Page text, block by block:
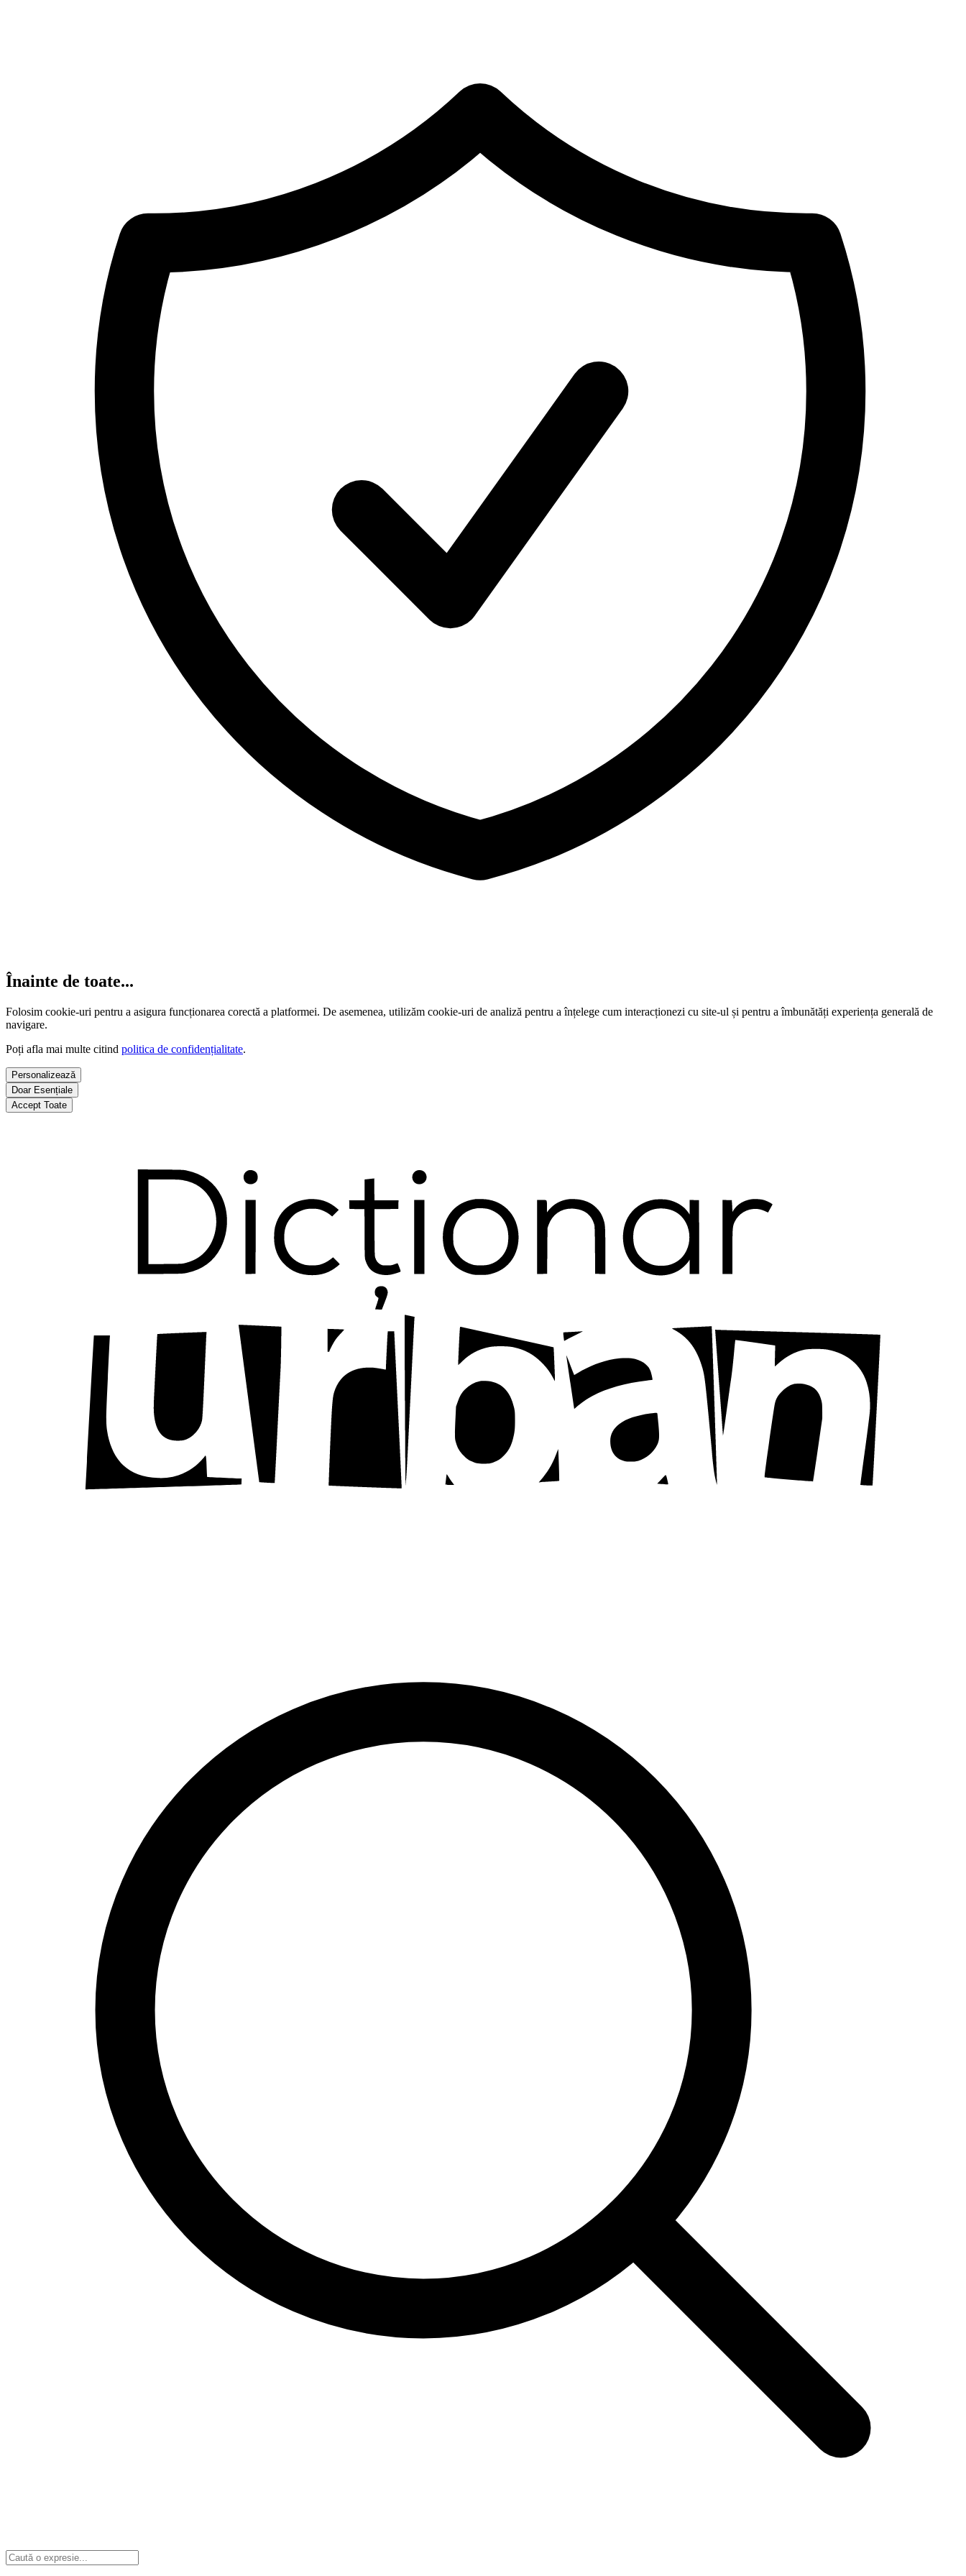
Înainte de toate...
Folosim cookie-uri pentru a asigura funcționarea corectă a platformei. De asemenea, utilizăm cookie-uri de analiză pentru a înțelege cum interacționezi cu site-ul și pentru a îmbunătăți experiența generală de
navigare.
Poți afla mai multe citind politica de confidențialitate.
Personalizează
Doar Esențiale
Accept Toate